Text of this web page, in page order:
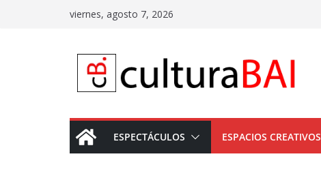
viernes, agosto 7, 2026
ESPECTÁCULOS ESPACIOS CREATIVOS